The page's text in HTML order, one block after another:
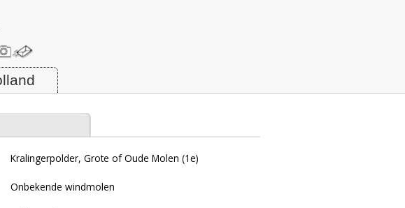
stuur
een
bericht
Grote of Oude Molen (1e), Maasland
Kralingerpolder, Grote of Oude Molen (1e)
Onbekende windmolen